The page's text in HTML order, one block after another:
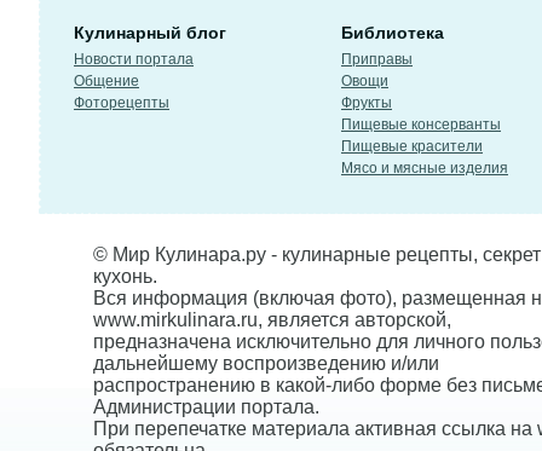
Кулинарный блог
Новости портала
Общение
Фоторецепты
Библиотека
Приправы
Овощи
Фрукты
Пищевые консерванты
Пищевые красители
Мясо и мясные изделия
© Мир Кулинара.ру - кулинарные рецепты,
кухонь.
Вся информация (включая фото), размещенная
www.mirkulinara.ru, является авторской,
предназначена исключительно для личного
дальнейшему воспроизведению и/или
распространению в какой-либо форме без
Администрации портала.
При перепечатке материала активная ссылка на